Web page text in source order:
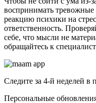
воспринимать тревожные
реакцию психики на
ответственность.
себе, что мысли не
обращайтесь к
Следите за 4-й неделей в
Персональные